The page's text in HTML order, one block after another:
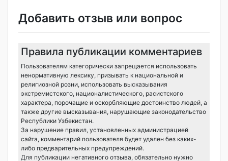
Добавить отзыв или вопрос
Правила публикации комментариев
Пользователям категорически запрещается использовать
ненормативную лексику, призывать к национальной и
религиозной розни, использовать высказывания
экстремистского, националистического, расистского
характера, порочащие и оскорбляющие достоинство людей, а
также другие высказывания, нарушающие законодательство
Республики Узбекистан.
За нарушение правил, установленных администрацией
сайта, комментарий пользователя будет удален без каких-
либо предварительных предупреждений.
Для публикации негативного отзыва, обязательно нужно